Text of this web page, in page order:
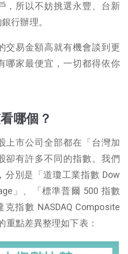
，所以不妨挑選永豐、台新
行辦理。
交易金額高就有機會談到更
哪家最便宜，一切都得依你
哪個？
上市公司全部都在「台灣加
卻有許多不同的指數。我們
分別是「道瓊工業指數 Dow
」、「標準普爾 500 指數
指數 NASDAQ Composite
重點差異整理如下表：